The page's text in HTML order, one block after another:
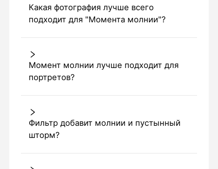
Какая фотография лучше всего
подходит для "Момента молнии"?
Момент молнии лучше подходит для
портретов?
Фильтр добавит молнии и пустынный
шторм?